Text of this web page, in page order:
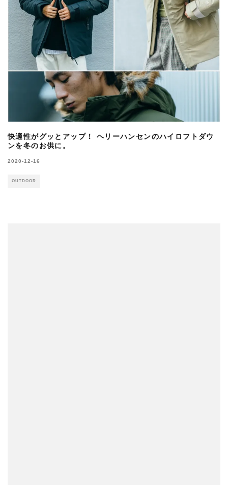
快適性がグッとアップ！ ヘリーハンセンのハイロフトダウ
ンを冬のお供に。
2020-12-16
OUTDOOR